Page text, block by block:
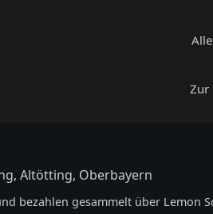
Zur
Altötting, Oberbayern
bezahlen gesammelt über